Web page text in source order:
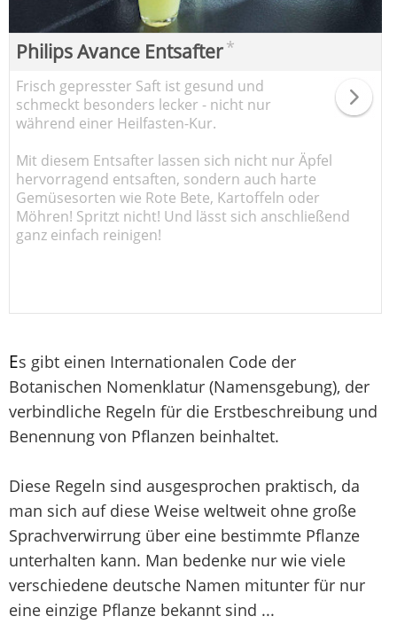
Philips Avance Entsafter*
Frisch gepresster Saft ist gesund und
schmeckt besonders lecker - nicht nur
während einer Heilfasten-Kur.
Mit diesem Entsafter lassen sich nicht nur Äpfel
hervorragend entsaften, sondern auch harte
Gemüsesorten wie Rote Bete, Kartoffeln oder
Möhren! Spritzt nicht! Und lässt sich anschließend
ganz einfach reinigen!
Es gibt einen Internationalen Code der
Botanischen Nomenklatur (Namensgebung), der
verbindliche Regeln für die Erstbeschreibung und
Benennung von Pflanzen beinhaltet.
Diese Regeln sind ausgesprochen praktisch, da
man sich auf diese Weise weltweit ohne große
Sprachverwirrung über eine bestimmte Pflanze
unterhalten kann. Man bedenke nur wie viele
verschiedene deutsche Namen mitunter für nur
eine einzige Pflanze bekannt sind ...